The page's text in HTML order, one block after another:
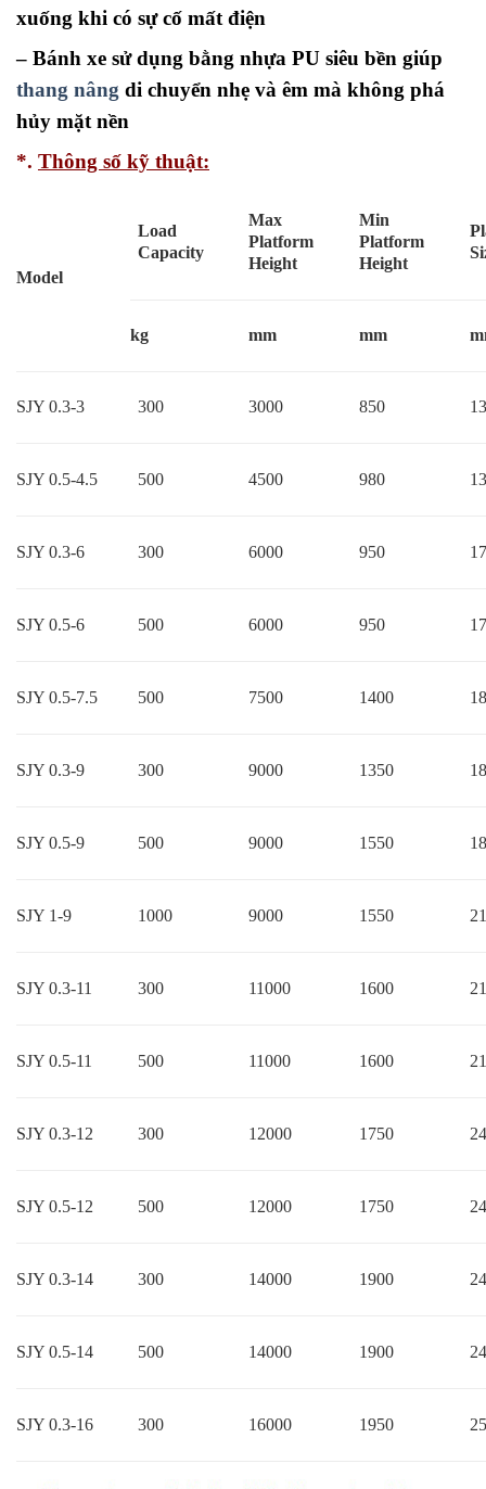
xuống khi có sự cố mất điện
– Bánh xe sử dụng bằng nhựa PU siêu bền giúp
thang nâng di chuyển nhẹ và êm mà không phá
hủy mặt nền
*. Thông số kỹ thuật:
Model
Load
Capacity
Max
Platform
Height
Min
Platform
Height
kg mm mm
SJY 0.3-3 300 3000 850
SJY 0.5-4.5 500 4500 980
SJY 0.3-6 300 6000 950
SJY 0.5-6 500 6000 950
SJY 0.5-7.5 500 7500 1400
SJY 0.3-9 300 9000 1350
SJY 0.5-9 500 9000 1550
SJY 1-9 1000 9000 1550
SJY 0.3-11 300 11000 1600
SJY 0.5-11 500 11000 1600
SJY 0.3-12 300 12000 1750
SJY 0.5-12 500 12000 1750
SJY 0.3-14 300 14000 1900
SJY 0.5-14 500 14000 1900
SJY 0.3-16 300 16000 1950